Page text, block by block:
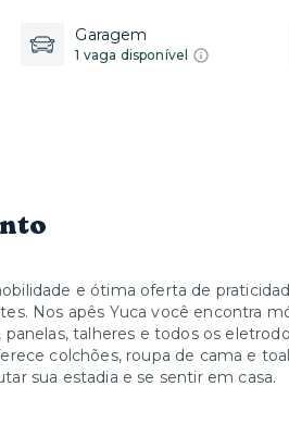
Garagem
1 vaga disponível
e ótima oferta de
Nos apês Yuca você encontra
talheres e todos os
colchões, roupa de cama e
sua estadia e se sentir em casa.